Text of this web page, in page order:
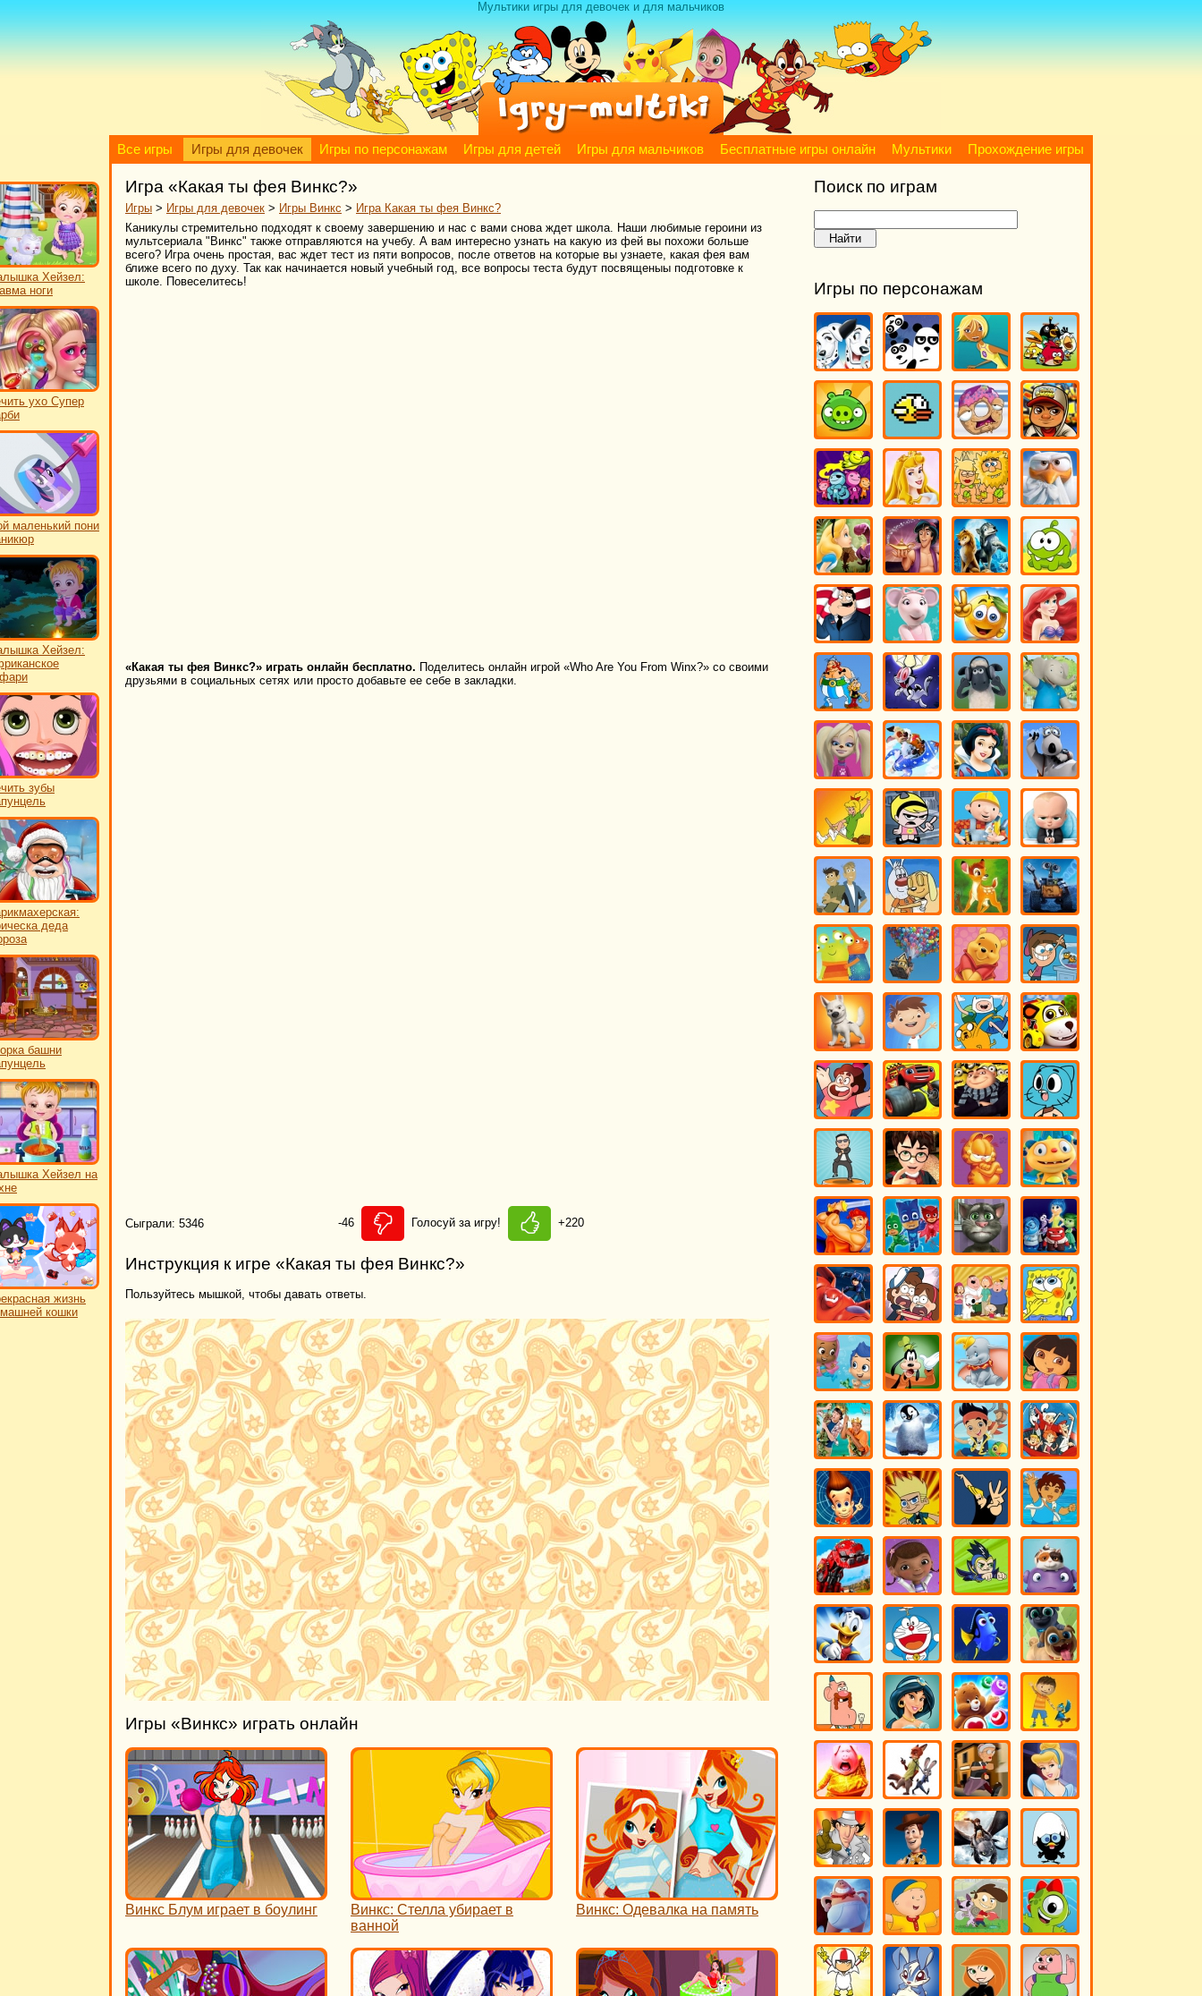
Мультики игры для девочек и для мальчиков
Все игры Игры для девочек Игры по персонажам Игры для детей Игры для мальчиков Бесплатные игры онлайн Мультики Прохождение игры
Хейзел:
ноги
ухо Супер
маленький пони
Хейзел:
зубы
деда
башни
Хейзел на
жизнь
кошки
Игра «Какая ты фея Винкс?»
Игры > Игры для девочек > Игры Винкс > Игра Какая ты фея Винкс?
Каникулы стремительно подходят к своему завершению и нас с вами снова ждет школа. Наши любимые героини из
мультсериала "Винкс" также отправляются на учебу. А вам интересно узнать на какую из фей вы похожи больше
всего? Игра очень простая, вас ждет тест из пяти вопросов, после ответов на которые вы узнаете, какая фея вам
ближе всего по духу. Так как начинается новый учебный год, все вопросы теста будут посвященыы подготовке к
школе. Повеселитесь!
«Какая ты фея Винкс?» играть онлайн бесплатно. Поделитесь онлайн игрой «Who Are You From Winx?» со своими
друзьями в социальных сетях или просто добавьте ее себе в закладки.
Сыграли: 5346 -46 Голосуй за игру! +220
Инструкция к игре «Какая ты фея Винкс?»
Пользуйтесь мышкой, чтобы давать ответы.
Игры «Винкс» играть онлайн
Винкс Блум играет в боулинг
Винкс: Стелла убирает в
ванной
Винкс: Одевалка на память
Поиск по играм
Игры по персонажам